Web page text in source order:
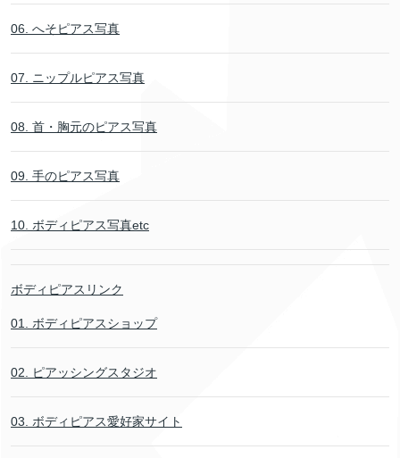
06. へそピアス写真
07. ニップルピアス写真
08. 首・胸元のピアス写真
09. 手のピアス写真
10. ボディピアス写真etc
ボディピアスリンク
01. ボディピアスショップ
02. ピアッシングスタジオ
03. ボディピアス愛好家サイト